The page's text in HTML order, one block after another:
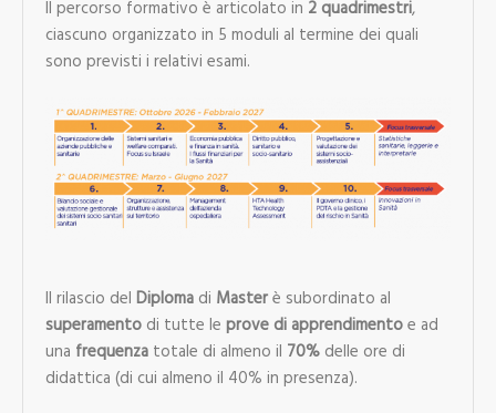
Il percorso formativo è articolato in 2 quadrimestri,
ciascuno organizzato in 5 moduli al termine dei quali
sono previsti i relativi esami.
Il rilascio del Diploma di Masterè subordinato al
superamentodi tutte le prove di apprendimentoe ad
una frequenzatotale di almeno il 70%delle ore di
didattica (di cui almeno il 40% in presenza).